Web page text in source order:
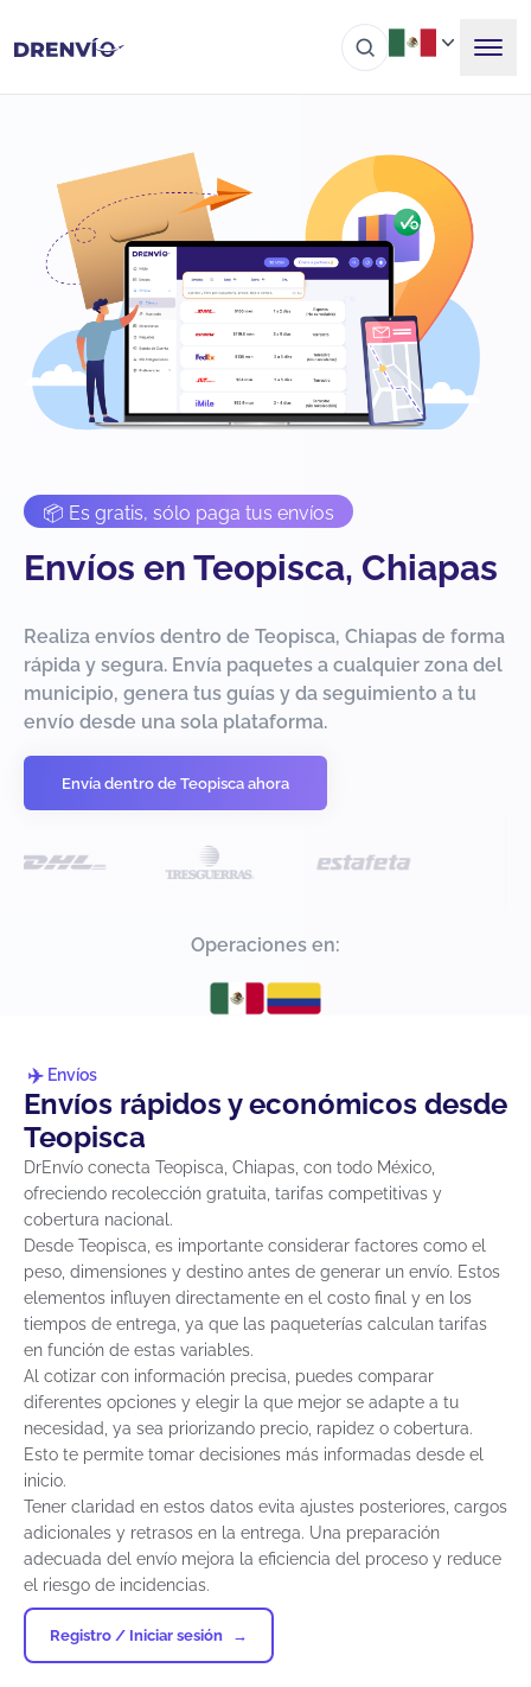
📦 Es gratis, sólo paga tus envíos
Envíos en Teopisca, Chiapas
Realiza envíos dentro de Teopisca, Chiapas de forma
rápida y segura. Envía paquetes a cualquier zona del
municipio, genera tus guías y da seguimiento a tu
envío desde una sola plataforma.
Envía dentro de Teopisca ahora
Operaciones en:
Envíos
Envíos rápidos y económicos desde
Teopisca
DrEnvío conecta Teopisca, Chiapas, con todo México,
ofreciendo recolección gratuita, tarifas competitivas y
cobertura nacional.
Desde Teopisca, es importante considerar factores como el
peso, dimensiones y destino antes de generar un envío. Estos
elementos influyen directamente en el costo final y en los
tiempos de entrega, ya que las paqueterías calculan tarifas
en función de estas variables.
Al cotizar con información precisa, puedes comparar
diferentes opciones y elegir la que mejor se adapte a tu
necesidad, ya sea priorizando precio, rapidez o cobertura.
Esto te permite tomar decisiones más informadas desde el
inicio.
Tener claridad en estos datos evita ajustes posteriores, cargos
adicionales y retrasos en la entrega. Una preparación
adecuada del envío mejora la eficiencia del proceso y reduce
el riesgo de incidencias.
Registro / Iniciar sesión